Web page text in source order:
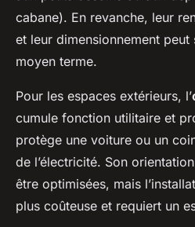
cabane). En revanche, leur
et leur dimensionnement peut
moyen terme.
Pour les espaces extérieurs, l’
cumule fonction utilitaire et
protège une voiture ou un
de l’électricité. Son
être optimisées, mais
plus coûteuse et requiert un